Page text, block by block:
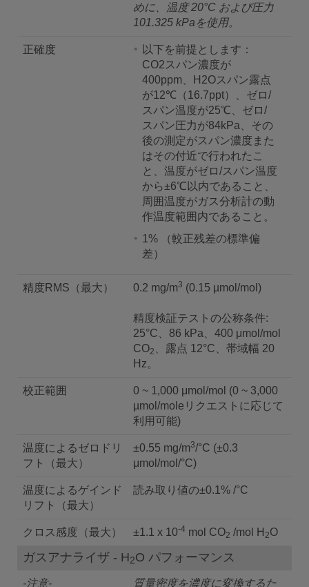
めに、温度 20°C および圧力
101.325 kPaを使用。
正確度
以下を前提とします：
CO2スパン濃度が
400ppm、H2Oスパン露点
が12℃（16.7ppt）、ゼロ/
スパン温度が25℃、ゼロ/
スパン圧力が84kPa、その
後の測定がスパン濃度また
はその付近で行われたこ
と、温度がゼロ/スパン温度
から±6℃以内であること、
周囲温度がガス分析計の動
作温度範囲内であること。
1% （較正残差の標準偏
差）
精度RMS（最大） 0.2 mg/m3 (0.15 µmol/mol)
精度検証テストの公称条件:
25°C、86 kPa、400 μmol/mol
CO2
、露点 12°C、帯域幅 20
Hz。
校正範囲
0 ~ 1,000 μmol/mol (0 ~ 3,000
µmol/moleリクエストに応じて
利用可能)
温度によるゼロドリ
フト（最大）
±0.55 mg/m3/°C (±0.3
μmol/mol/°C)
温度によるゲインド
リフト（最大）
読み取り値の±0.1% /°C
クロス感度（最大） ±1.1 x 10-4 mol CO2 /mol H 2O
ガスアナライザ - H2O パフォーマンス
-注意-
質量密度を濃度に変換するた